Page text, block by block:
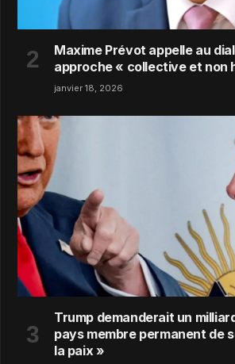
Maxime Prévot appelle au
approche « collective et non
janvier 18, 2026
Trump demanderait un
pays membre permanent de
la paix »